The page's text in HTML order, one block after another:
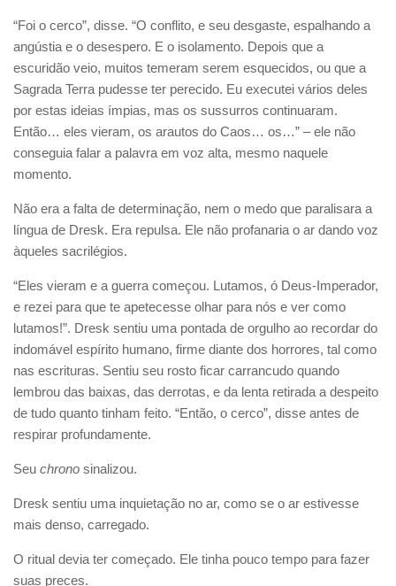
“Foi o cerco”, disse. “O conflito, e seu desgaste, espalhando a
angústia e o desespero. E o isolamento. Depois que a
escuridão veio, muitos temeram serem esquecidos, ou que a
Sagrada Terra pudesse ter perecido. Eu executei vários deles
por estas ideias ímpias, mas os sussurros continuaram.
Então… eles vieram, os arautos do Caos… os…” – ele não
conseguia falar a palavra em voz alta, mesmo naquele
momento.
Não era a falta de determinação, nem o medo que paralisara a
língua de Dresk. Era repulsa. Ele não profanaria o ar dando voz
àqueles sacrilégios.
“Eles vieram e a guerra começou. Lutamos, ó Deus-Imperador,
e rezei para que te apetecesse olhar para nós e ver como
lutamos!”. Dresk sentiu uma pontada de orgulho ao recordar do
indomável espírito humano, firme diante dos horrores, tal como
nas escrituras. Sentiu seu rosto ficar carrancudo quando
lembrou das baixas, das derrotas, e da lenta retirada a despeito
de tudo quanto tinham feito. “Então, o cerco”, disse antes de
respirar profundamente.
Seu chrono sinalizou.
Dresk sentiu uma inquietação no ar, como se o ar estivesse
mais denso, carregado.
O ritual devia ter começado. Ele tinha pouco tempo para fazer
suas preces.